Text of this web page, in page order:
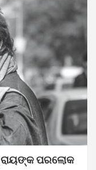
ରାୟଙ୍କ ପରଲୋକ